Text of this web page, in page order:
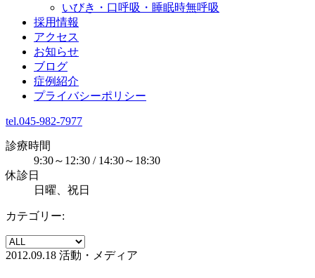
いびき・口呼吸・睡眠時無呼吸
採用情報
アクセス
お知らせ
ブログ
症例紹介
プライバシーポリシー
tel.045-982-7977
診療時間
9:30～12:30 / 14:30～18:30
休診日
日曜、祝日
カテゴリー:
2012.09.18 活動・メディア